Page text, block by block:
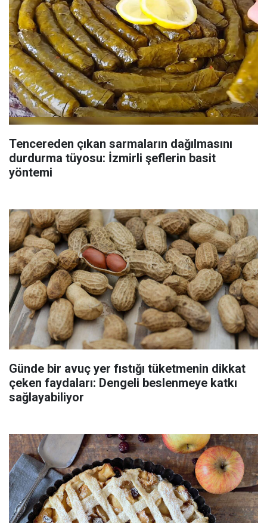
Tencereden çıkan sarmaların dağılmasını
durdurma tüyosu: İzmirli şeflerin basit
yöntemi
Günde bir avuç yer fıstığı tüketmenin dikkat
çeken faydaları: Dengeli beslenmeye katkı
sağlayabiliyor